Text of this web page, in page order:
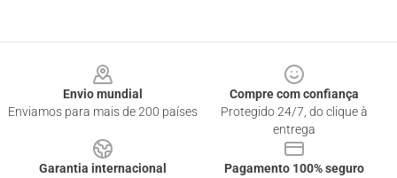
Envio mundial
Enviamos para mais de 200 países
Compre com confiança
Protegido 24/7, do clique à
entrega
Garantia internacional
Pagamento 100% seguro